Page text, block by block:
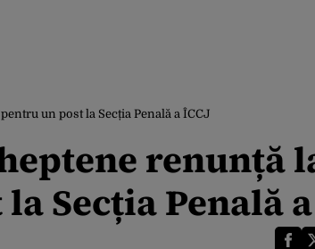
un post la Secția Penală a ÎCCJ
renunță
Secția Penală a